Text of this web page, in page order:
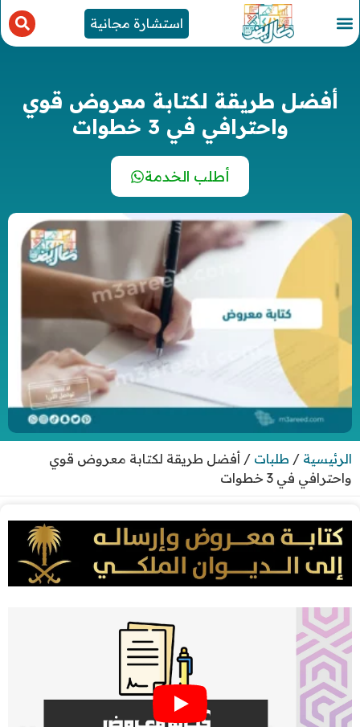
استشارة مجانية
أفضل طريقة لكتابة معروض قوي
واحترافي في 3 خطوات
أطلب الخدمة
الرئيسية / طلبات / أفضل طريقة لكتابة معروض قوي
واحترافي في 3 خطوات